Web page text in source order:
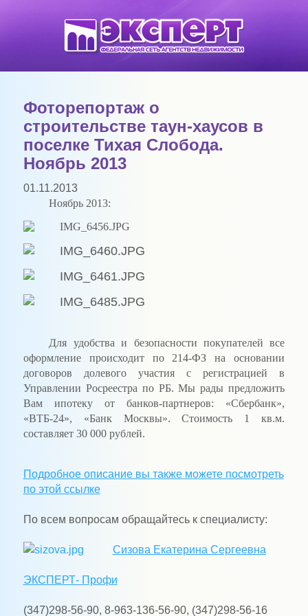
Фоторепортаж о
строительстве таун-хаусов в
поселке Тихая Слобода.
Ноябрь 2013
01.11.2013
Ноябрь 2013:
Для удобства и безопасности покупателей все
оформление происходит по 214-ФЗ на основании
договоров долевого участия с регистрацией в
Управлении Росреестра по РБ. Мы рады предложить
Вам ипотеку от банков-партнеров: «Сбербанк»,
«ВТБ-24», «Банк Москвы». Стоимость 1 кв.м.
составляет 30 000 рублей.
Подробное описание вы также можете посмотреть
по этой ссылке
По всем вопросам обращайтесь к специалисту:
Сизова Екатерина Сергеевна
ЭКСПЕРТ- Профи
(347)298-56-90, 8-963-136-56-90, (347)298-56-16